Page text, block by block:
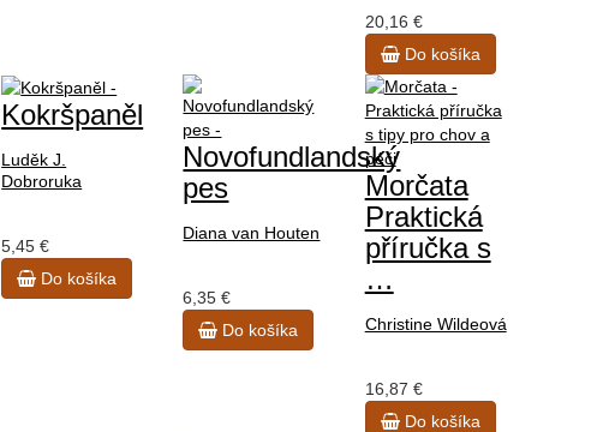
20,16 €
Do košíka
Kokršpaněl
Luděk J.
Dobroruka
5,45 €
Do košíka
Novofundlandský
pes
Diana van Houten
6,35 €
Do košíka
Morčata
Praktická
příručka s
…
Christine Wildeová
16,87 €
Do košíka